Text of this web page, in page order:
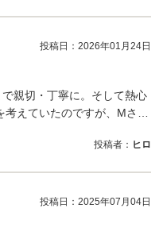
投稿日： 2026年01月24日
親切・丁寧に。そして熱心
えていたのですが、Mさ…
投稿者： ヒロ
投稿日： 2025年07月04日